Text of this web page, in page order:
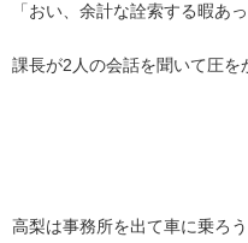
「おい、余計な詮索する暇あ
課長が2人の会話を聞いて圧を
高梨は事務所を出て車に乗ろ